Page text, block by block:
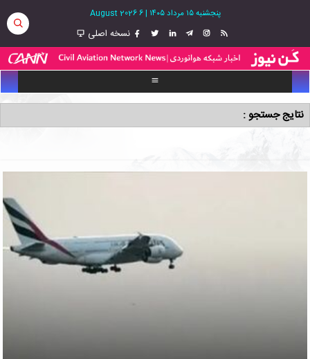
پنجشنبه ۱۵ مرداد ۱۴۰۵ |
6 August 2026
نسخه اصلی
نتایج جستجو :